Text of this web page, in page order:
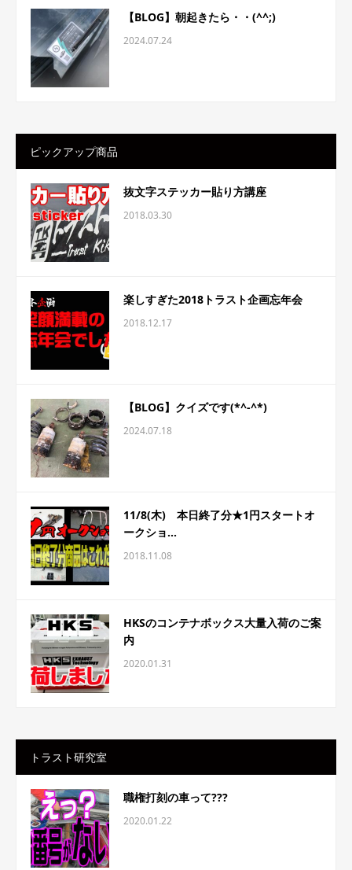
【BLOG】朝起きたら・・(^^;)
2024.07.24
ピックアップ商品
抜文字ステッカー貼り方講座
2018.03.30
楽しすぎた2018トラスト企画忘年会
2018.12.17
【BLOG】クイズです(*^-^*)
2024.07.18
11/8(木) 本日終了分★1円スタートオ
ークショ...
2018.11.08
HKSのコンテナボックス大量入荷のご案
内
2020.01.31
トラスト研究室
職権打刻の車って???
2020.01.22